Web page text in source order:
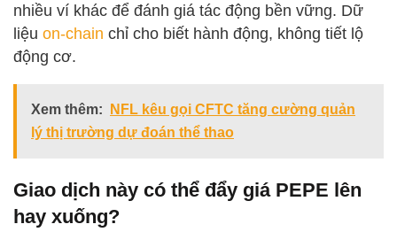
nhiều ví khác để đánh giá tác động bền vững. Dữ
liệu on-chain chỉ cho biết hành động, không tiết lộ
động cơ.
Xem thêm:
NFL kêu gọi CFTC tăng cường quản
lý thị trường dự đoán thể thao
Giao dịch này có thể đẩy giá PEPE lên
hay xuống?